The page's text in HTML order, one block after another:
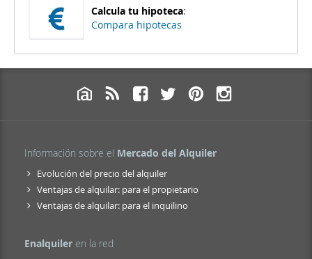
Calcula tu hipoteca:
Compara hipotecas
Información sobre el Mercado del Alquiler
Evolución del precio del alquiler
Ventajas de alquilar: para el propietario
Ventajas de alquilar: para el inquilino
Enalquiler en la red